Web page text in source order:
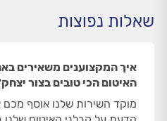
שאלות נפוצות
איך המקצוענים משאירים
האיטום הכי טובים בצור
מוקד השירות שלנו אוסף מכם